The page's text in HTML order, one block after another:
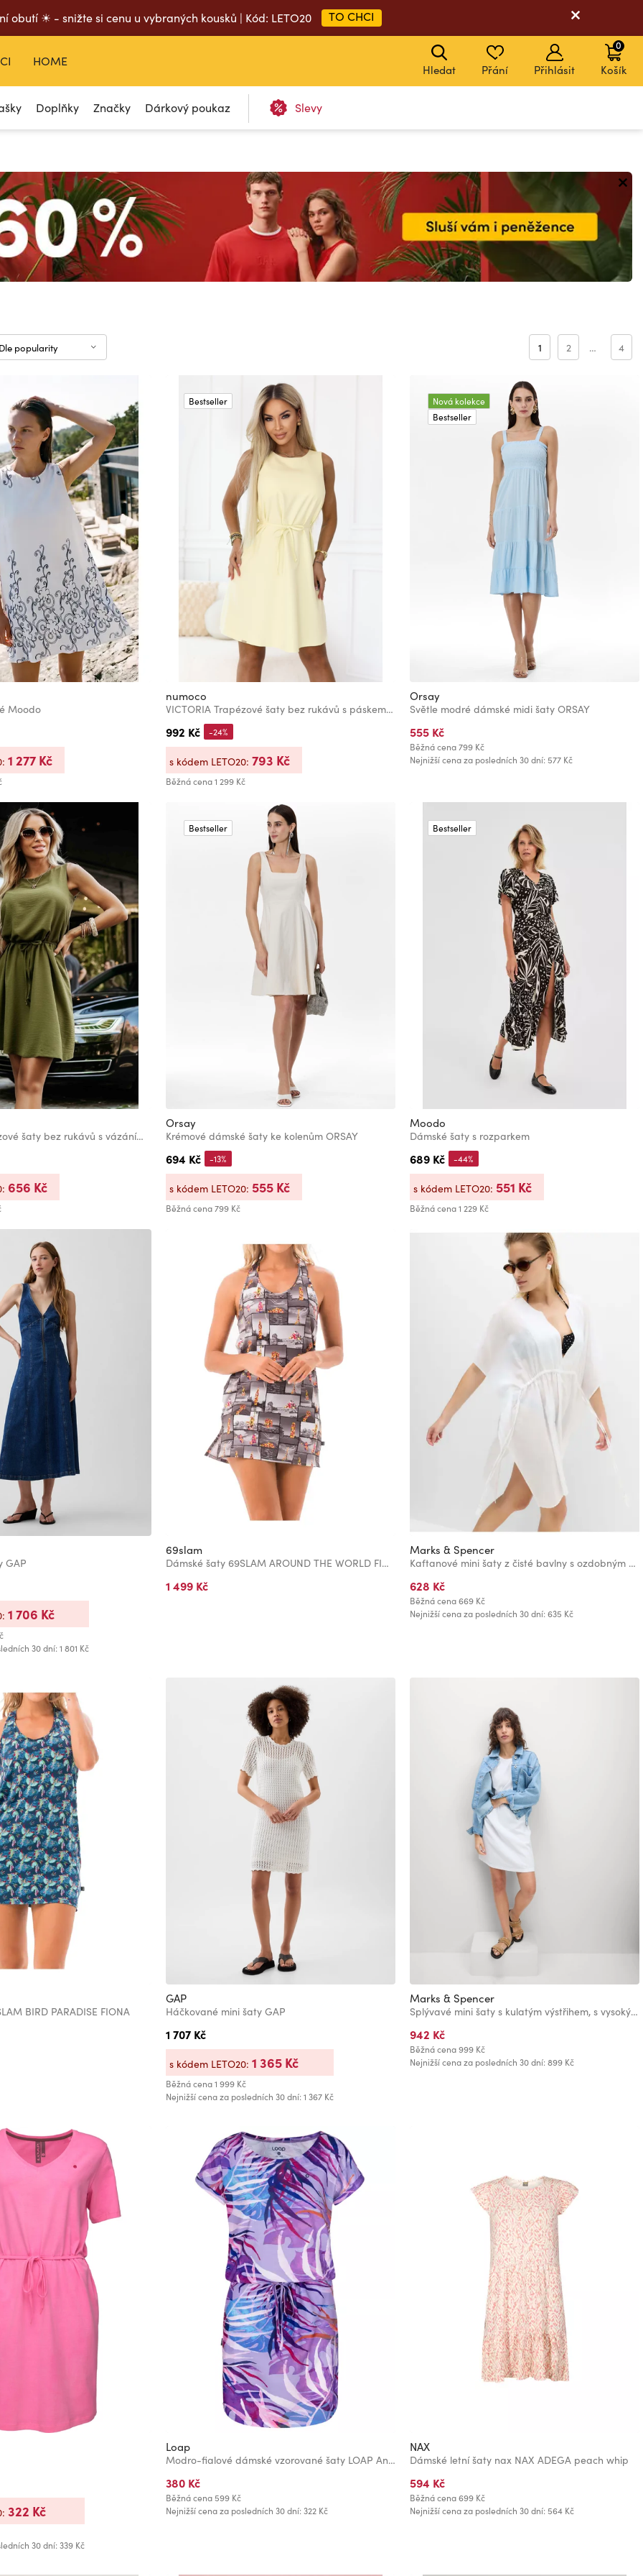
obutí ☀ - snižte si cenu u vybraných kousků | Kód: LETO20 TO CHCI
Doplňky Značky Dárkový poukaz Slevy
HOME
Hledat Přání Přihlásit Košík
0
Dle popularity 1 2 … 4
Moodo
1 277 Kč
Bestseller
numoco
VICTORIA Trapézové šaty bez rukávů s páskem - máslová žlutá
992 Kč
Běžná cena 1 299 Kč
-24%
s kódem LETO20: 793 Kč
Nová kolekce
Bestseller
Orsay
Světle modré dámské midi šaty ORSAY
555 Kč
Běžná cena799 Kč
Nejnižší cena za posledních 30 dní: 577 Kč
VICTORIA Trapézové šaty bez rukávů s vázáním v pase - khaki
656 Kč
Bestseller
Orsay
Krémové dámské šaty ke kolenům ORSAY
694 Kč
Běžná cena 799 Kč
-13%
s kódem LETO20: 555 Kč
Bestseller
Moodo
Dámské šaty s rozparkem
689 Kč
Běžná cena1 229 Kč
-44%
s kódem LETO20: 551 Kč
GAP
30 dní: 1 801 Kč
1 706 Kč
69slam
Dámské šaty 69SLAM AROUND THE WORLD FIONA
1 499 Kč
Marks & Spencer
Kaftanové mini šaty z čisté bavlny s ozdobným zavazováním Marks & Spencer bílá
628 Kč
Běžná cena669 Kč
Nejnižší cena za posledních 30 dní: 635 Kč
BIRD PARADISE FIONA
GAP
Háčkované mini šaty GAP
1 707 Kč
Běžná cena 1 999 Kč
Nejnižší cena za posledních 30 dní: 1 367 Kč
s kódem LETO20: 1 365 Kč
Marks & Spencer
Splývavé mini šaty s kulatým výstřihem, s vysokým obsahem lnu Marks & Spencer bílá
942 Kč
Běžná cena999 Kč
Nejnižší cena za posledních 30 dní: 899 Kč
30 dní: 339 Kč
322 Kč
Loap
Modro-fialové dámské vzorované šaty LOAP Anuma
380 Kč
Běžná cena 599 Kč
Nejnižší cena za posledních 30 dní: 322 Kč
NAX
Dámské letní šaty nax NAX ADEGA peach whip
594 Kč
Běžná cena699 Kč
Nejnižší cena za posledních 30 dní: 564 Kč